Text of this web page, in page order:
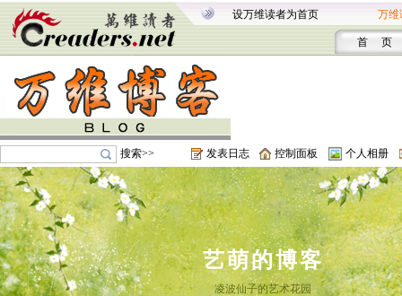
设万维读者为首页 万维
首 页
搜索>> 发表日志 控制面板 个人相册
艺萌的博客
凌波仙子的艺术花园